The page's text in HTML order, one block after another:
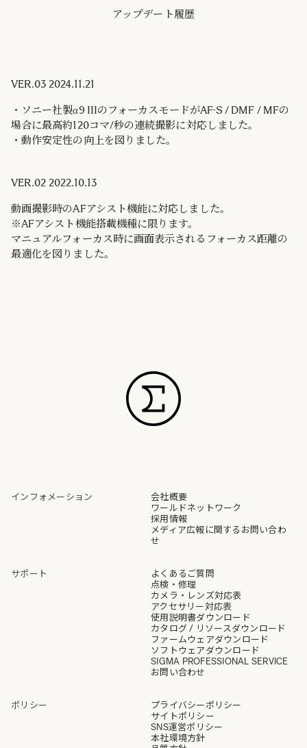
アップデート履歴
VER.03 2024.11.21
・ソニー社製α9 IIIのフォーカスモードがAF-S / DMF / MFの
場合に最高約120コマ/秒の連続撮影に対応しました。
・動作安定性の向上を図りました。
VER.02 2022.10.13
動画撮影時のAFアシスト機能に対応しました。
※AFアシスト機能搭載機種に限ります。
マニュアルフォーカス時に画面表示されるフォーカス距離の
最適化を図りました。
インフォメーション
会社概要
ワールドネットワーク
採用情報
メディア広報に関するお問い合わ
せ
サポート
よくあるご質問
点検・修理
カメラ・レンズ対応表
アクセサリー対応表
使用説明書ダウンロード
カタログ / リソースダウンロード
ファームウェアダウンロード
ソフトウェアダウンロード
SIGMA PROFESSIONAL SERVICE
お問い合わせ
ポリシー
プライバシーポリシー
サイトポリシー
SNS運営ポリシー
本社環境方針